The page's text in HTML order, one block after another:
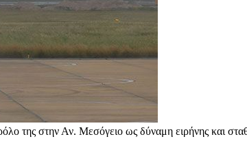
της στην Αν. Μεσόγειο ως δύναμη ειρήνης και